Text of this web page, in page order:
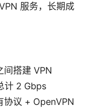
服务，长期成
间搭建 VPN
计 2 Gbps
议 + OpenVPN